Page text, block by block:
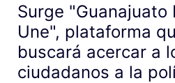
Surge "Guanajuato
Une", plataforma
buscará acercar a
ciudadanos a la